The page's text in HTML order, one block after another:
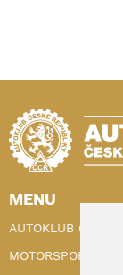
MENU
AUTOKLUB ČR
MOTORSPORT